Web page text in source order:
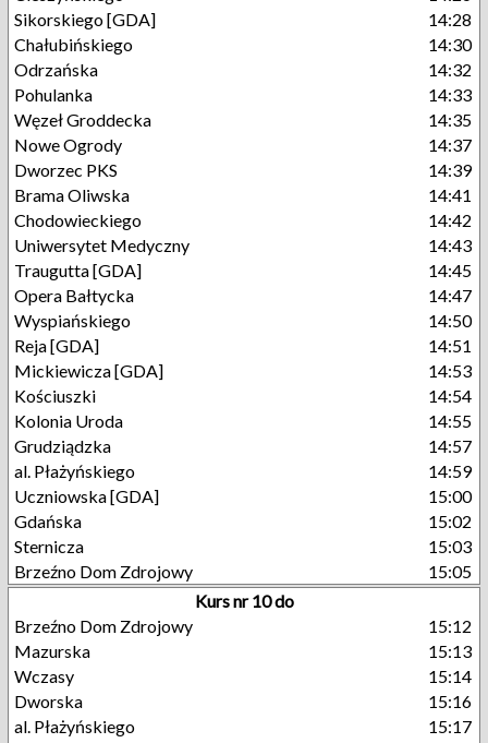
Sikorskiego [GDA]
14:28
Chałubińskiego
14:30
Odrzańska
14:32
Pohulanka
14:33
Węzeł Groddecka
14:35
Nowe Ogrody
14:37
Dworzec PKS
14:39
Brama Oliwska
14:41
Chodowieckiego
14:42
Uniwersytet Medyczny
14:43
Traugutta [GDA]
14:45
Opera Bałtycka
14:47
Wyspiańskiego
14:50
Reja [GDA]
14:51
Mickiewicza [GDA]
14:53
Kościuszki
14:54
Kolonia Uroda
14:55
Grudziądzka
14:57
al. Płażyńskiego
14:59
Uczniowska [GDA]
15:00
Gdańska
15:02
Sternicza
15:03
Brzeźno Dom Zdrojowy
15:05
Kurs nr 10 do
Brzeźno Dom Zdrojowy
15:12
Mazurska
15:13
Wczasy
15:14
Dworska
15:16
al. Płażyńskiego
15:17